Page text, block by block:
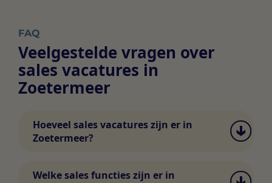
FAQ
Veelgestelde vragen over
sales vacatures in
Zoetermeer
Hoeveel sales vacatures zijn er in
Zoetermeer?
Zoetermeer wisselt. Via Swipe4Work vind je
Welke sales functies zijn er in